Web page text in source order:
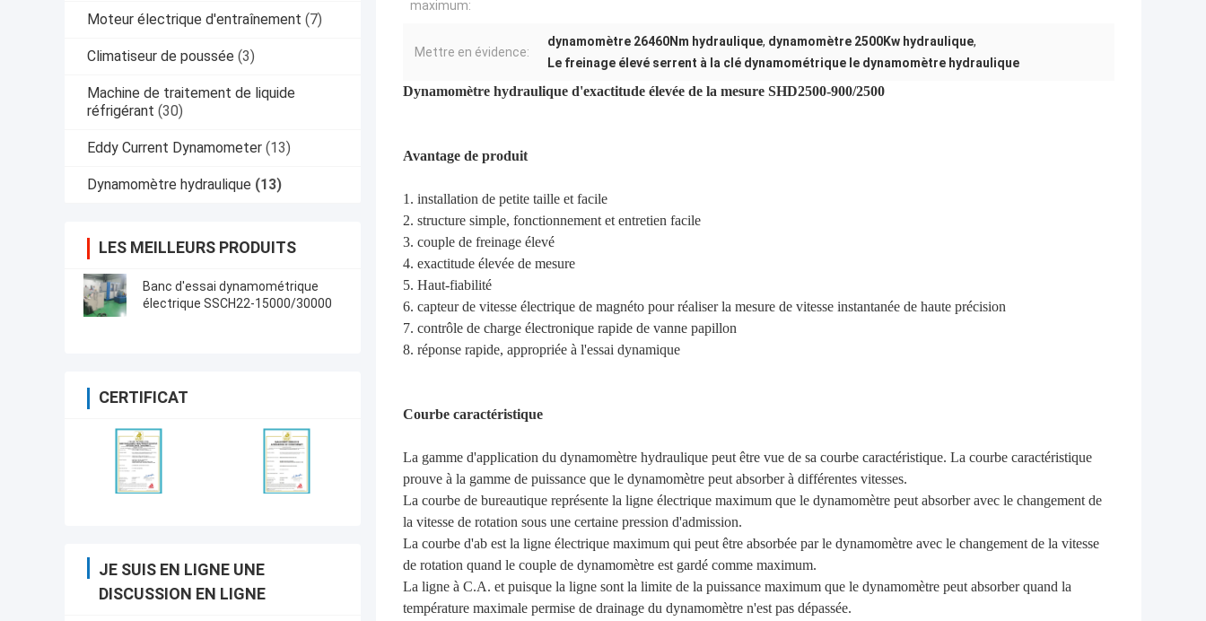
Moteur électrique d'entraînement (7)
Climatiseur de poussée (3)
Machine de traitement de liquide
réfrigérant (30)
Eddy Current Dynamometer (13)
Dynamomètre hydraulique (13)
LES MEILLEURS PRODUITS
Banc d'essai dynamométrique
électrique SSCH22-15000/30000
CERTIFICAT
JE SUIS EN LIGNE UNE
DISCUSSION EN LIGNE
maximum:
Mettre en évidence:
dynamomètre 26460Nm hydraulique, dynamomètre 2500Kw hydraulique,
Le freinage élevé serrent à la clé dynamométrique le dynamomètre hydraulique
Dynamomètre hydraulique d'exactitude élevée de la mesure SHD2500-900/2500
Avantage de produit
1. installation de petite taille et facile
2. structure simple, fonctionnement et entretien facile
3. couple de freinage élevé
4. exactitude élevée de mesure
5. Haut-fiabilité
6. capteur de vitesse électrique de magnéto pour réaliser la mesure de vitesse instantanée de haute précision
7. contrôle de charge électronique rapide de vanne papillon
8. réponse rapide, appropriée à l'essai dynamique
Courbe caractéristique
La gamme d'application du dynamomètre hydraulique peut être vue de sa courbe caractéristique. La courbe caractéristique
prouve à la gamme de puissance que le dynamomètre peut absorber à différentes vitesses.
La courbe de bureautique représente la ligne électrique maximum que le dynamomètre peut absorber avec le changement de
la vitesse de rotation sous une certaine pression d'admission.
La courbe d'ab est la ligne électrique maximum qui peut être absorbée par le dynamomètre avec le changement de la vitesse
de rotation quand le couple de dynamomètre est gardé comme maximum.
La ligne à C.A. et puisque la ligne sont la limite de la puissance maximum que le dynamomètre peut absorber quand la
température maximale permise de drainage du dynamomètre n'est pas dépassée.